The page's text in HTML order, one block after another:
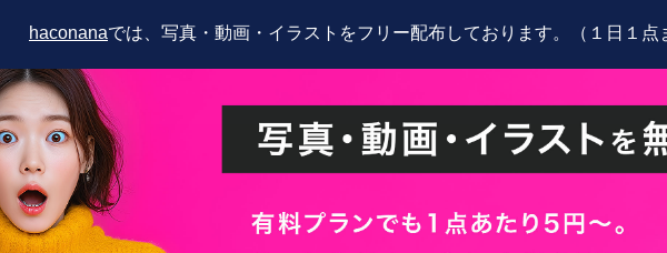
haconanaでは、写真・動画・イラストをフリー配布しております。（１日１点